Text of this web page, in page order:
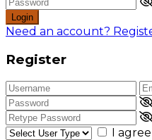
Login
Need an account?
Register
I